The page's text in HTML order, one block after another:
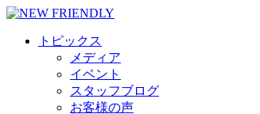
トピックス
メディア
イベント
スタッフブログ
お客様の声